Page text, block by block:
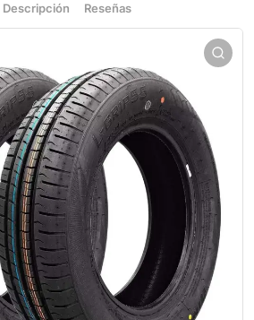
Descripción Reseñas